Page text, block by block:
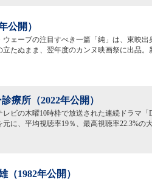
公開）
ウェーブの注目すべき一篇「純」は、東映
立たぬまま、翌年度のカンヌ映画祭に出品。
療所（2022年公開）
レビの木曜10時枠で放送された連続ドラマ
に、平均視聴率19％、最高視聴率22.3%の
（1982年公開）